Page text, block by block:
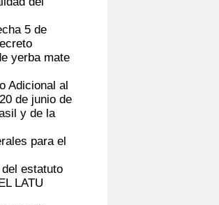
5 de
yerba mate
Adicional al
de junio de
y de la
para el
estatuto
LATU